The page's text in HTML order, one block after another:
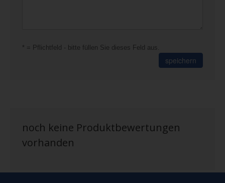
* = Pflichtfeld - bitte füllen Sie dieses Feld aus.
speichern
noch keine Produktbewertungen
vorhanden